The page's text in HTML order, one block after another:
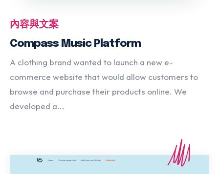
內容與文案
Compass Music Platform
A clothing brand wanted to launch a new e-
commerce website that would allow customers to
browse and purchase their products online. We
developed a...